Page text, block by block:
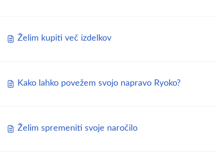
Želim kupiti več izdelkov
Kako lahko povežem svojo napravo Ryoko?
Želim spremeniti svoje naročilo